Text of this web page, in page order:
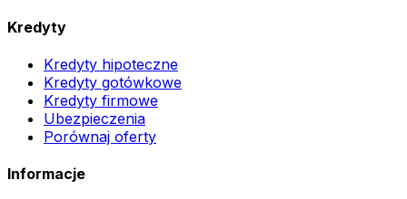
Kredyty
Kredyty hipoteczne
Kredyty gotówkowe
Kredyty firmowe
Ubezpieczenia
Porównaj oferty
Informacje